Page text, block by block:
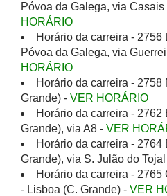
Póvoa da Galega, via Casais
HORÁRIO
Horário da carreira - 2756
Póvoa da Galega, via
HORÁRIO
Horário da carreira - 2758
Grande) - VER HORÁRIO
Horário da carreira - 2762
Grande), via A8 - VER
Horário da carreira - 2764
Grande), via S. Julão do
Horário da carreira -
- Lisboa (C. Grande) - VER